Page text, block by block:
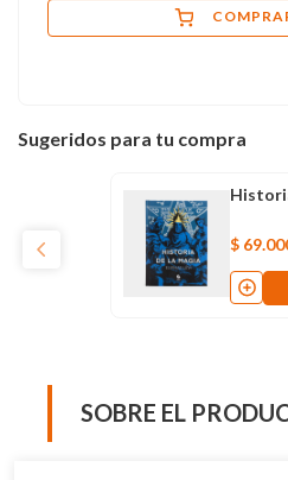
Sugeridos para tu compra
$ 69.
SOBRE EL